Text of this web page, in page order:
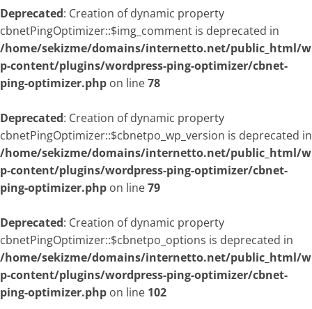
Deprecated: Creation of dynamic property
cbnetPingOptimizer::$img_comment is deprecated in
/home/sekizme/domains/internetto.net/public_html/w
p-content/plugins/wordpress-ping-optimizer/cbnet-
ping-optimizer.php on line78
Deprecated: Creation of dynamic property
cbnetPingOptimizer::$cbnetpo_wp_version is deprecated in
/home/sekizme/domains/internetto.net/public_html/w
p-content/plugins/wordpress-ping-optimizer/cbnet-
ping-optimizer.php on line79
Deprecated: Creation of dynamic property
cbnetPingOptimizer::$cbnetpo_options is deprecated in
/home/sekizme/domains/internetto.net/public_html/w
p-content/plugins/wordpress-ping-optimizer/cbnet-
ping-optimizer.php on line 102